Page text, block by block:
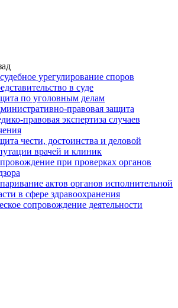
урегулирование споров
в суде
по уголовным делам
правовая защита
правовая экспертиза случаев
чести, достоинства и деловой
врачей и клиник
при проверках органов
актов органов исполнительной
в сфере здравоохранения
сопровождение деятельности